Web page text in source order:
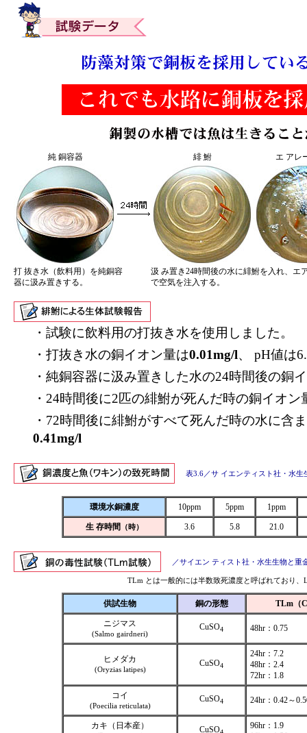
純 銅容器 緋 鮒 エ アレ
打 抜き水（飲料用）を純銅容
器に汲み置きする。
汲 み置き24時間後の水に緋鮒を入れ、エ
で空気を注入する。
・試験に飲料用の打抜き水を使用しました。
・打抜き水の銅イオン量は0.01mg/l、 pH値は
・純銅容器に汲み置きした水の24時間後の銅
・24時間後に2匹の緋鮒が死んだ時の銅イオン
・72時間後に緋鮒がすべて死んだ時の水に含
0.41mg/l
表3.6／サ イエンティスト社・水
環境水銅濃度 10ppm 5ppm 1ppm
生 存時間 （時） 3.6 5.8 21.0
／サイエン ティスト社・水生生物と重
TLm とは一般的には半数致死濃度と呼ばれており、
供試生物 銅の形態 TLm（
ニジマス
(Salmo gairdneri)
CuSO4 48hr：0.75
ヒメダカ
(Oryzias latipes)
CuSO4
24hr：7.2
48hr：2.4
72hr：1.8
コイ
(Poecilia reticulata)
CuSO4 24hr：0.42～
カキ（日本産） CuSO
96hr：1.9